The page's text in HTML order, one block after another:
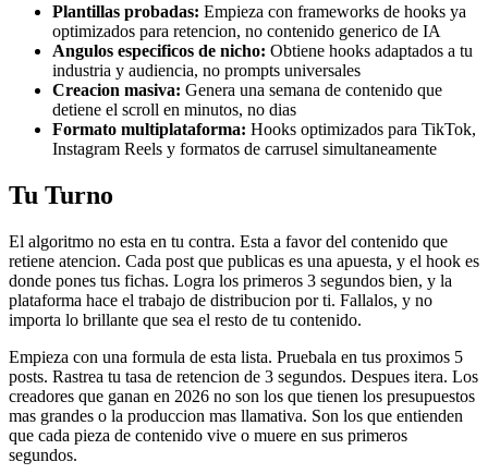
Plantillas probadas: Empieza con frameworks de hooks ya
optimizados para retencion, no contenido generico de IA
Angulos especificos de nicho: Obtiene hooks adaptados a tu
industria y audiencia, no prompts universales
Creacion masiva: Genera una semana de contenido que
detiene el scroll en minutos, no dias
Formato multiplataforma: Hooks optimizados para TikTok,
Instagram Reels y formatos de carrusel simultaneamente
Tu Turno
El algoritmo no esta en tu contra. Esta a favor del contenido que
retiene atencion. Cada post que publicas es una apuesta, y el hook es
donde pones tus fichas. Logra los primeros 3 segundos bien, y la
plataforma hace el trabajo de distribucion por ti. Fallalos, y no
importa lo brillante que sea el resto de tu contenido.
Empieza con una formula de esta lista. Pruebala en tus proximos 5
posts. Rastrea tu tasa de retencion de 3 segundos. Despues itera. Los
creadores que ganan en 2026 no son los que tienen los presupuestos
mas grandes o la produccion mas llamativa. Son los que entienden
que cada pieza de contenido vive o muere en sus primeros
segundos.